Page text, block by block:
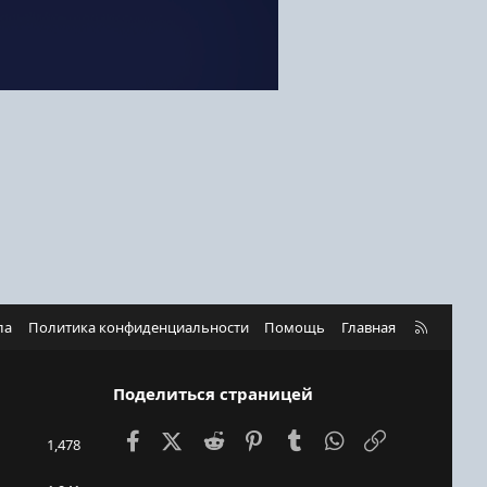
Политика конфиденциальности Помощь Главная
R
1,478
Поделиться страницей
FacebookX (Twitter)
Reddit PinterestTumblr WhatsApp